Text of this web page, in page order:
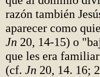
razón también
aparecer como
Jn 20, 14-15) o
que les era
(cf. Jn 20, 14. 16;